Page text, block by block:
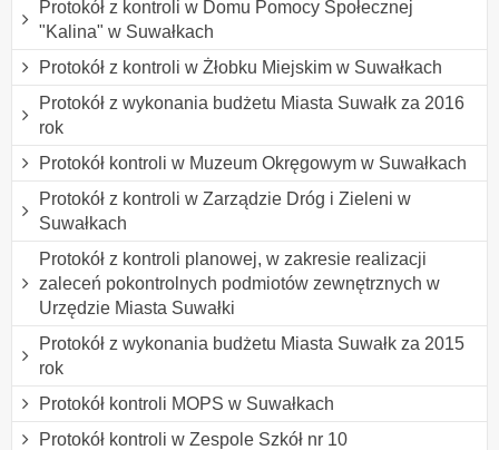
Protokół z kontroli w Domu Pomocy Społecznej
"Kalina" w Suwałkach
Protokół z kontroli w Żłobku Miejskim w Suwałkach
Protokół z wykonania budżetu Miasta Suwałk za 2016
rok
Protokół kontroli w Muzeum Okręgowym w Suwałkach
Protokół z kontroli w Zarządzie Dróg i Zieleni w
Suwałkach
Protokół z kontroli planowej, w zakresie realizacji
zaleceń pokontrolnych podmiotów zewnętrznych w
Urzędzie Miasta Suwałki
Protokół z wykonania budżetu Miasta Suwałk za 2015
rok
Protokół kontroli MOPS w Suwałkach
Protokół kontroli w Zespole Szkół nr 10